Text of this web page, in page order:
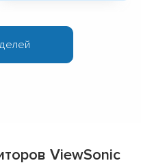
ViewSonic